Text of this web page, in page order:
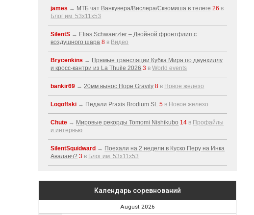
james → МТБ чат Ванкувера/Вислера/Сквомиша в телеге 26 в
Блог им. 53x11x53
SilentS → Elias Schwaerzler – Двойной фронтфлип с
воздушного шара 8 в Видео
Brycenkins → Прямые трансляции Кубка Мира по даунхиллу
и кросс-кантри из La Thuile 2026 3 вWorld events
bankir69 →20мм вынос Hope Gravity 8 в Новое железо
Logoffski → Педали Praxis Brodium SL 5 в Новое железо
Chute → Мировые рекорды Tomomi Nishikubo 14 в Профайлы
и интервью
SilentSquidward → Поехали на 2 недели в Куско Перу на Инка
Аваланч? 3 в Блог им. 53x11x53